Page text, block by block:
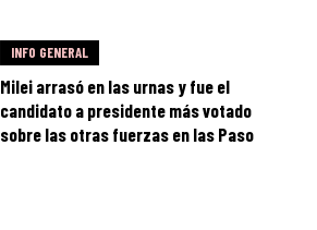
INFO GENERAL
Milei arrasó en las urnas y fue el
candidato a presidente más votado
sobre las otras fuerzas en las Paso